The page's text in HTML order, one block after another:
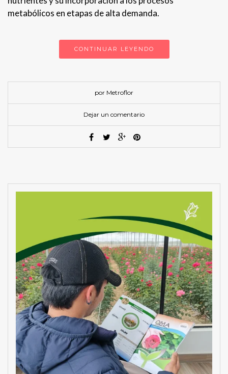
metabólicos en etapas de alta demanda.
CONTINUAR LEYENDO
por Metroflor
Dejar un comentario